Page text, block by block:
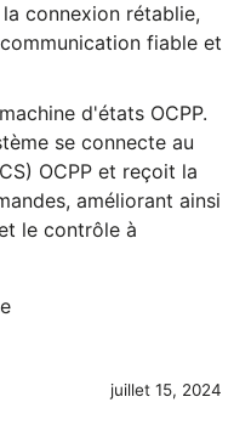
connexion rétablie,
fiable et
d'états OCPP.
se connecte au
OCPP et reçoit la
améliorant ainsi
le contrôle à
juillet 15, 2024